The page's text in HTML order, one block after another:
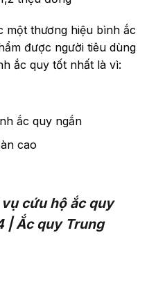
một thương hiệu bình ắc
được người tiêu dùng
ắc quy tốt nhất là vì:
ắc quy ngắn
cao
cứu hộ ắc quy
| Ắc quy Trung